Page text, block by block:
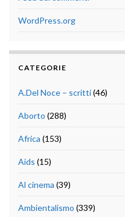
WordPress.org
CATEGORIE
A.Del Noce – scritti(46)
Aborto (288)
Africa (153)
Aids (15)
Al cinema (39)
Ambientalismo (339)